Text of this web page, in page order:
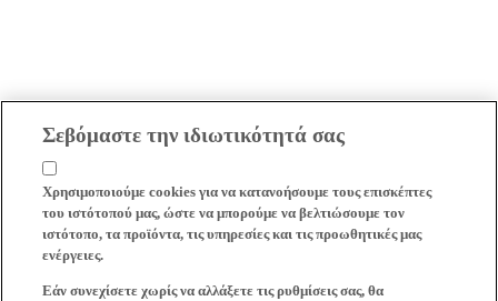
Σεβόμαστε την ιδιωτικότητά σας
Χρησιμοποιούμε cookies για να κατανοήσουμε τους επισκέπτες
του ιστότοπού μας, ώστε να μπορούμε να βελτιώσουμε τον
ιστότοπο, τα προϊόντα, τις υπηρεσίες και τις προωθητικές μας
ενέργειες.
Εάν συνεχίσετε χωρίς να αλλάξετε τις ρυθμίσεις σας, θα